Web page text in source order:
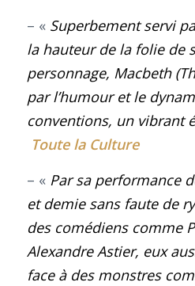
– « Superbement servi
la hauteur de la folie de
personnage, Macbeth
par l’humour et le
conventions, un vibrant
Toute la Culture
– « Par sa performance
et demie sans faute de
des comédiens comme
Alexandre Astier, eux
face à des monstres